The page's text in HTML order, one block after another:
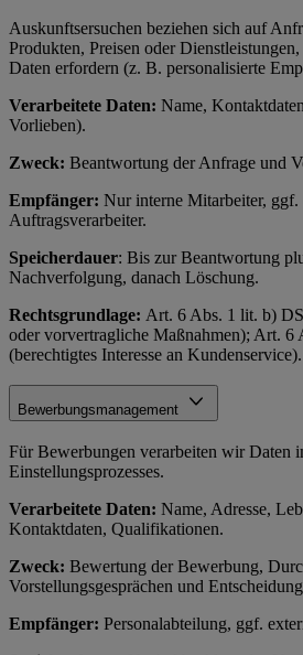
Auskunftsersuchen beziehen sich auf
Produkten, Preisen oder
Daten erfordern (z. B. personalisierte
Verarbeitete Daten: Name,
Vorlieben).
Zweck: Beantwortung der Anfrage und
Empfänger: Nur interne Mitarbeiter, ggf.
Auftragsverarbeiter.
Speicherdauer: Bis zur Beantwortung
Nachverfolgung, danach Löschung.
Rechtsgrundlage: Art. 6 Abs. 1 lit. b)
oder vorvertragliche Maßnahmen); Art.
(berechtigtes Interesse an Kundenservice).
Bewerbungsmanagement
Für Bewerbungen verarbeiten wir Daten
Einstellungsprozesses.
Verarbeitete Daten: Name, Adresse,
Kontaktdaten, Qualifikationen.
Zweck: Bewertung der Bewerbung,
Vorstellungsgesprächen und
Empfänger: Personalabteilung, ggf.